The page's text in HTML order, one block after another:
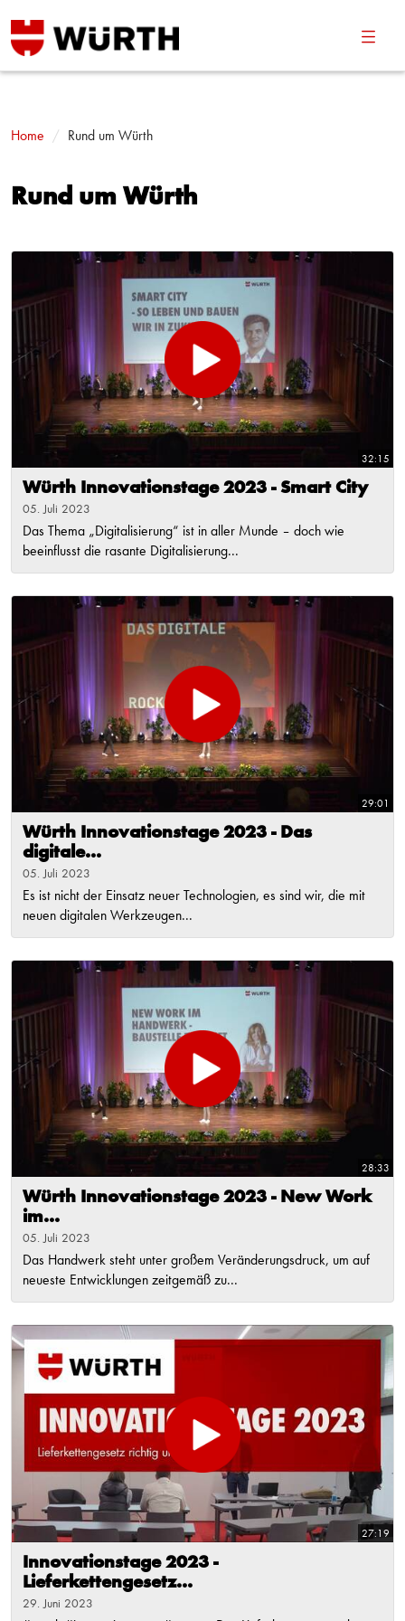
Home Rund um Würth
Rund um Würth
32:15
Würth Innovationstage 2023 - Smart City
05. Juli 2023
Das Thema „Digitalisierung“ ist in aller Munde – doch wie
beeinflusst die rasante Digitalisierung...
29:01
Würth Innovationstage 2023 - Das
digitale...
05. Juli 2023
Es ist nicht der Einsatz neuer Technologien, es sind wir, die mit
neuen digitalen Werkzeugen...
28:33
Würth Innovationstage 2023 - New Work
im...
05. Juli 2023
Das Handwerk steht unter großem Veränderungsdruck, um auf
neueste Entwicklungen zeitgemäß zu...
27:19
Innovationstage 2023 -
Lieferkettengesetz...
29. Juni 2023